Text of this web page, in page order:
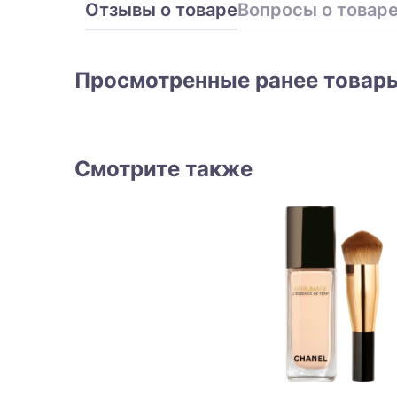
Отзывы о товареВопросы о
Просмотренные ранее
Смотрите также